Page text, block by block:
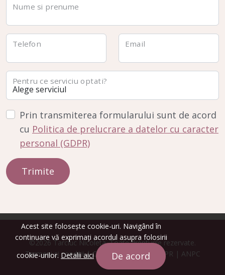
Nume si prenume
Telefon Email
Pentru ce serviciu optati?
Prin transmiterea formularului sunt de acord
cu Politica de prelucrare a datelor cu caracter
personal (GDPR)
©2026 Tarciuc Nicoleta. Toate drepturile rezervate.
Termeni si conditii|Confidentialitate| GDPR | ANPC
Acest site folosește cookie-uri. Navigând în
continuare vă exprimați acordul asupra folosirii
cookie-urilor. Detalii aici De acord